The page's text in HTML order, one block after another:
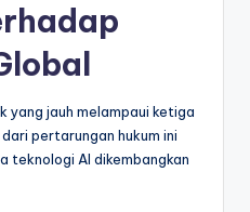
yang jauh melampaui ketiga
pertarungan hukum ini
teknologi AI dikembangkan